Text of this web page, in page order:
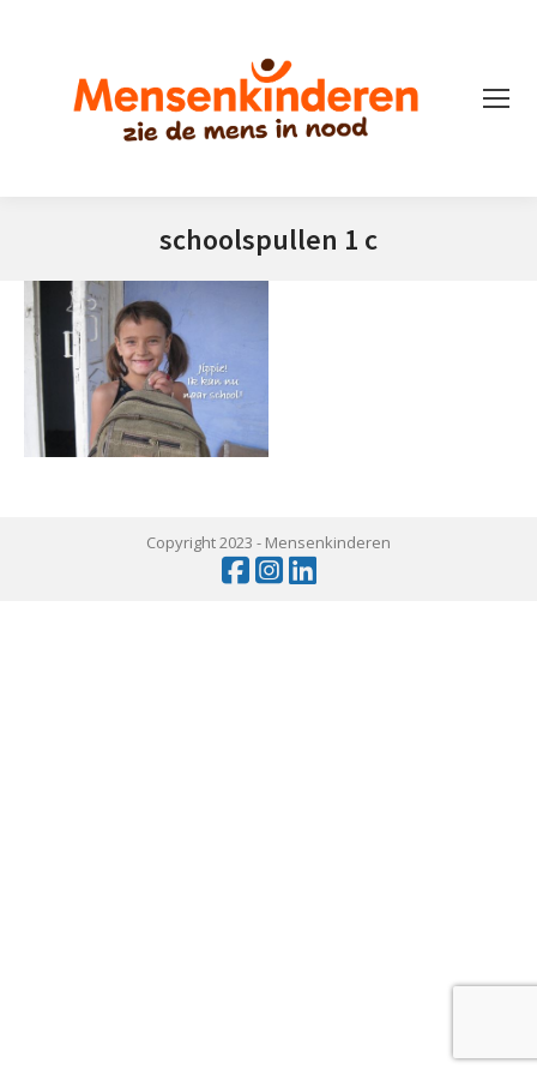
schoolspullen 1 c
Copyright 2023 - Mensenkinderen